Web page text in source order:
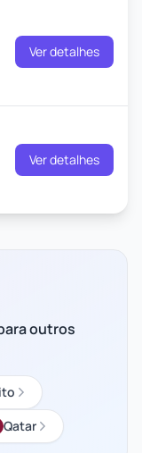
Ver detalhes
Ver detalhes
outros
Qatar